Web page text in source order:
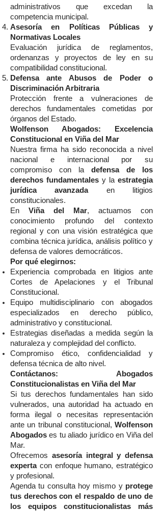
administrativos que excedan la
competencia municipal.
Asesoría en Políticas Públicas y
Normativas Locales
Evaluación jurídica de reglamentos,
ordenanzas y proyectos de ley en su
compatibilidad constitucional.
Defensa ante Abusos de Poder o
Discriminación Arbitraria
Protección frente a vulneraciones de
derechos fundamentales cometidas por
órganos del Estado.
Wolfenson Abogados: Excelencia
Constitucional en Viña del Mar
Nuestra firma ha sido reconocida a nivel
nacional e internacional por su
compromiso con la defensa de los
derechos fundamentales y la estrategia
jurídica avanzadaen litigios
constitucionales.
En Viña del Mar, actuamos con
conocimiento profundo del contexto
regional y con una visión estratégica que
combina técnica jurídica, análisis político y
defensa de valores democráticos.
Por qué elegirnos:
Experiencia comprobada en litigios ante
Cortes de Apelaciones y el Tribunal
Constitucional.
Equipo multidisciplinario con abogados
especializados en derecho público,
administrativo y constitucional.
Estrategias diseñadas a medida según la
naturaleza y complejidad del conflicto.
Compromiso ético, confidencialidad y
defensa técnica de alto nivel.
Contáctanos: Abogados
Constitucionalistas en Viña del Mar
Si tus derechos fundamentales han sido
vulnerados, una autoridad ha actuado en
forma ilegal o necesitas representación
ante un tribunal constitucional, Wolfenson
Abogados es tu aliado jurídico en Viña del
Mar.
Ofrecemos asesoría integral y defensa
expertacon enfoque humano, estratégico
y profesional.
Agenda tu consulta hoy mismo y protege
tus derechos con el respaldo de uno de
los equipos constitucionalistas más